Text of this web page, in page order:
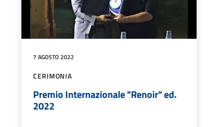
7 AGOSTO 2022
CERIMONIA
Premio Internazionale "Renoir" ed.
2022